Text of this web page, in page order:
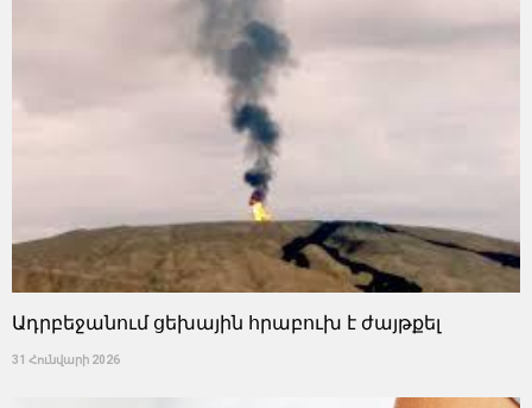
Ադրբեջանում ցեխային հրաբուխ է ժայթքել
31 Հունվարի 2026